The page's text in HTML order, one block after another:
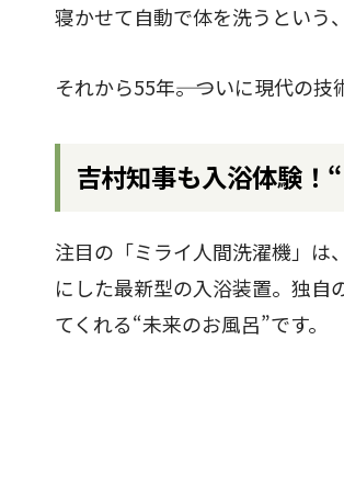
寝かせて自動で体を洗うという
それから55年――。ついに現代の
吉村知事も入浴体験！
注目の「ミライ人間洗濯機」は
にした最新型の入浴装置。独自
てくれる“未来のお風呂”です。